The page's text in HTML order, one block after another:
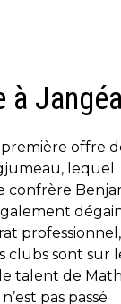
à
offre
lequel
confrère
professionnel,
clubs sont sur
talent de
pas passé